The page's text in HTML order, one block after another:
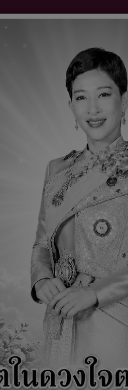
Q&Aเว็บบอร์ด
สัมพันธ์